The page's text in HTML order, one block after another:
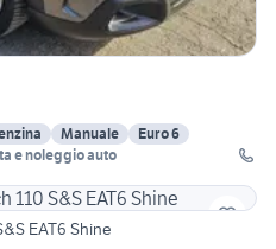
Manuale
Euro 6
e noleggio auto
EAT6 Shine